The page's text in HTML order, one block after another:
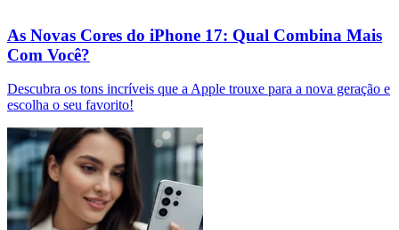
As Novas Cores do iPhone 17: Qual Combina Mais
Com Você?
Descubra os tons incríveis que a Apple trouxe para a nova geração e
escolha o seu favorito!